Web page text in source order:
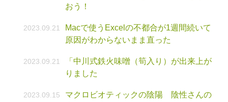
おう！
2023.09.21
Macで使うExcelの不都合が1週間続いて
原因がわからないまま直った
2023.09.21
「中川式鉄火味噌（筍入り）が出来上が
りました
2023.09.15
マクロビオティックの陰陽 陰性さんの